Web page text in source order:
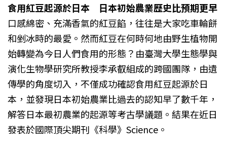
食用紅豆起源於日本 日本初始農業歷史比預期更早
口感綿密、充滿香氣的紅豆餡，往往是大家吃車輪餅
和剉冰時的最愛。然而紅豆在何時何地由野生植物開
始轉變為今日人們食用的形態？由臺灣大學生態學與
演化生物學研究所教授李承叡組成的跨國團隊，由遺
傳學的角度切入，不僅成功確認食用紅豆起源於日
本，並發現日本初始農業比過去的認知早了數千年，
解答日本最初農業的起源等考古學議題。結果在近日
發表於國際頂尖期刊《科學》Science。